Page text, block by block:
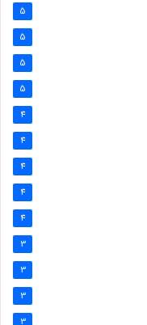
5
5
5
5
4
4
4
4
4
3
3
3
3